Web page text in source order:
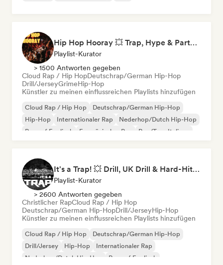
Hip Hop Hooray 💥 Trap, Hype & Party Rap Bangers
Playlist-Kurator
> 1500 Antworten gegeben
Cloud Rap / Hip HopDeutschrap/German Hip-Hop
Drill/JerseyGrimeHip-Hop
Künstler zu meinen einflussreichen Playlists hinzufügen
Cloud Rap / Hip Hop
Deutschrap/German Hip-Hop
Hip-Hop
Internationaler Rap
Nederhop/Dutch Hip-Hop
Rap auf Englisch
Französischer Rap Rap/Trap Italiano
It's a Trap! 💥 Drill, UK Drill & Hard-Hitting Trap
Playlist-Kurator
> 2600 Antworten gegeben
Christlicher RapCloud Rap / Hip Hop
Deutschrap/German Hip-HopDrill/JerseyHip-Hop
Künstler zu meinen einflussreichen Playlists hinzufügen
Cloud Rap / Hip Hop
Deutschrap/German Hip-Hop
Drill/Jersey
Hip-Hop
Internationaler Rap
Nederhop/Dutch Hip-Hop
Rap auf Englisch